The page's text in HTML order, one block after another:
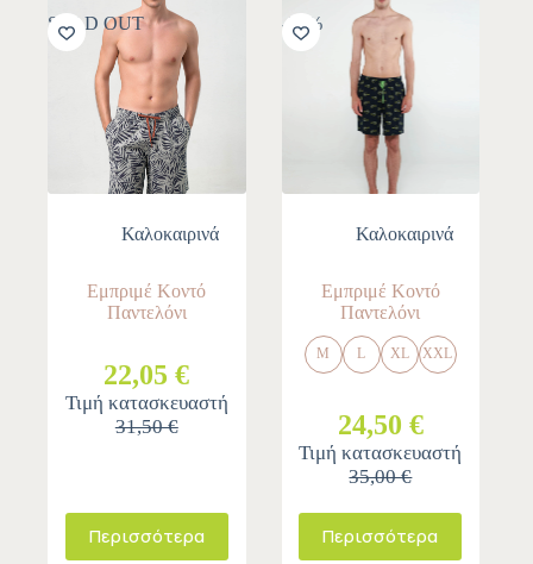
SOLD OUT
Καλοκαιρινά
Εμπριμέ Κοντό
Παντελόνι
22,05 €
Τιμή κατασκευαστή
31,50 €
Περισσότερα
-30%
Καλοκαιρινά
Εμπριμέ Κοντό
Παντελόνι
M L XL XXL
24,50 €
Τιμή κατασκευαστή
35,00 €
Περισσότερα